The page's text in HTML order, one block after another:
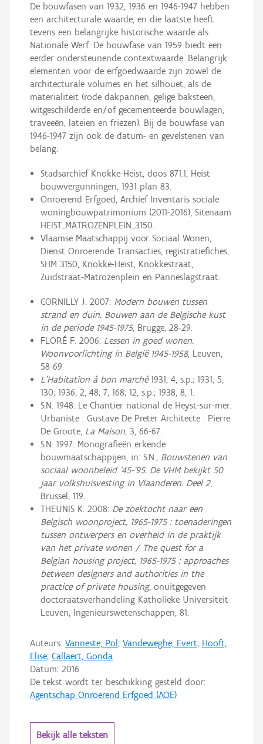
De bouwfasen van 1932, 1936 en 1946-1947 hebben
een architecturale waarde, en die laatste heeft
tevens een belangrijke historische waarde als
Nationale Werf. De bouwfase van 1959 biedt een
eerder ondersteunende contextwaarde. Belangrijk
elementen voor de erfgoedwaarde zijn zowel de
architecturale volumes en het silhouet, als de
materialiteit (rode dakpannen, gelige baksteen,
witgeschilderde en/of gecementeerde bouwlagen,
traveeën, lateien en friezen). Bij de bouwfase van
1946-1947 zijn ook de datum- en gevelstenen van
belang.
Stadsarchief Knokke-Heist, doos 871.1, Heist
bouwvergunningen, 1931 plan 83.
Onroerend Erfgoed, Archief Inventaris sociale
woningbouwpatrimonium (2011-2016), Sitenaam
HEIST_MATROZENPLEIN_3150.
Vlaamse Maatschappij voor Sociaal Wonen,
Dienst Onroerende Transacties, registratiefiches,
SHM 3150, Knokke-Heist, Knokkestraat,
Zuidstraat-Matrozenplein en Panneslagstraat.
CORNILLY J. 2007: Modern bouwen tussen
strand en duin. Bouwen aan de Belgische kust
in de periode 1945-1975, Brugge, 28-29.
FLORÉ F. 2006: Lessen in goed wonen.
Woonvoorlichting in België 1945-1958, Leuven,
58-69
L’Habitation à bon marché1931, 4, s.p.; 1931, 5,
130; 1936, 2, 48; 7, 168; 12, s.p.; 1938, 8, 1.
S.N. 1948: Le Chantier national de Heyst-sur-mer.
Urbaniste : Gustave De Preter Architecte : Pierre
De Groote, La Maison, 3, 66-67.
S.N. 1997: Monografieën erkende
bouwmaatschappijen, in: S.N., Bouwstenen van
sociaal woonbeleid ’45-‘95. De VHM bekijkt 50
jaar volkshuisvesting in Vlaanderen. Deel 2,
Brussel, 119.
THEUNIS K. 2008: De zoektocht naar een
Belgisch woonproject, 1965-1975 : toenaderingen
tussen ontwerpers en overheid in de praktijk
van het private wonen / The quest for a
Belgian housing project, 1965-1975 : approaches
between designers and authorities in the
practice of private housing, onuitgegeven
doctoraatsverhandeling Katholieke Universiteit
Leuven, Ingenieurswetenschappen, 81.
Auteurs: Vanneste, Pol; Vandeweghe, Evert; Hooft,
Elise; Callaert, Gonda
Datum: 2016
De tekst wordt ter beschikking gesteld door:
Agentschap Onroerend Erfgoed (AOE)
Bekijk alle teksten